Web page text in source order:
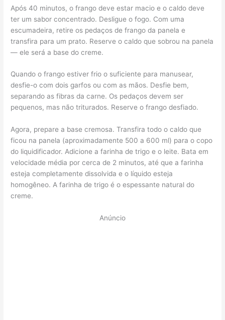
Após 40 minutos, o frango deve estar macio e o caldo deve
ter um sabor concentrado. Desligue o fogo. Com uma
escumadeira, retire os pedaços de frango da panela e
transfira para um prato. Reserve o caldo que sobrou na panela
— ele será a base do creme.
Quando o frango estiver frio o suficiente para manusear,
desfie-o com dois garfos ou com as mãos. Desfie bem,
separando as fibras da carne. Os pedaços devem ser
pequenos, mas não triturados. Reserve o frango desfiado.
Agora, prepare a base cremosa. Transfira todo o caldo que
ficou na panela (aproximadamente 500 a 600 ml) para o copo
do liquidificador. Adicione a farinha de trigo e o leite. Bata em
velocidade média por cerca de 2 minutos, até que a farinha
esteja completamente dissolvida e o líquido esteja
homogêneo. A farinha de trigo é o espessante natural do
creme.
Anúncio